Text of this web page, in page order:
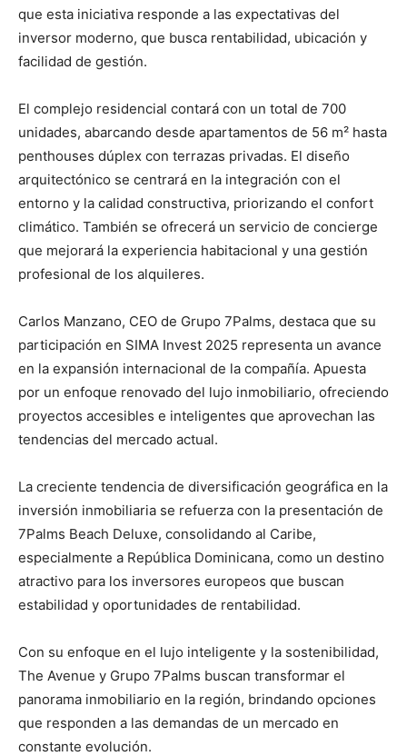
que esta iniciativa responde a las expectativas del
inversor moderno, que busca rentabilidad, ubicación y
facilidad de gestión.
El complejo residencial contará con un total de 700
unidades, abarcando desde apartamentos de 56 m² hasta
penthouses dúplex con terrazas privadas. El diseño
arquitectónico se centrará en la integración con el
entorno y la calidad constructiva, priorizando el confort
climático. También se ofrecerá un servicio de concierge
que mejorará la experiencia habitacional y una gestión
profesional de los alquileres.
Carlos Manzano, CEO de Grupo 7Palms, destaca que su
participación en SIMA Invest 2025 representa un avance
en la expansión internacional de la compañía. Apuesta
por un enfoque renovado del lujo inmobiliario, ofreciendo
proyectos accesibles e inteligentes que aprovechan las
tendencias del mercado actual.
La creciente tendencia de diversificación geográfica en la
inversión inmobiliaria se refuerza con la presentación de
7Palms Beach Deluxe, consolidando al Caribe,
especialmente a República Dominicana, como un destino
atractivo para los inversores europeos que buscan
estabilidad y oportunidades de rentabilidad.
Con su enfoque en el lujo inteligente y la sostenibilidad,
The Avenue y Grupo 7Palms buscan transformar el
panorama inmobiliario en la región, brindando opciones
que responden a las demandas de un mercado en
constante evolución.